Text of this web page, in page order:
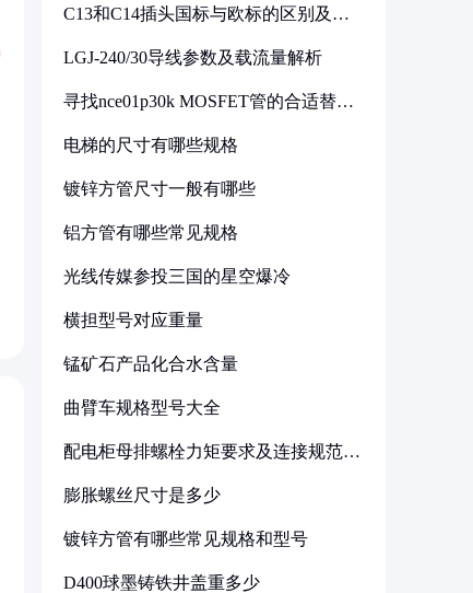
C13和C14插头国标与欧标的区别及其
LGJ-240/30导线参数及载流量解析
寻找nce01p30k MOSFET管的合适替代
电梯的尺寸有哪些规格
镀锌方管尺寸一般有哪些
铝方管有哪些常见规格
光线传媒参投三国的星空爆冷
横担型号对应重量
锰矿石产品化合水含量
曲臂车规格型号大全
配电柜母排螺栓力矩要求及连接规范详
膨胀螺丝尺寸是多少
镀锌方管有哪些常见规格和型号
D400球墨铸铁井盖重多少